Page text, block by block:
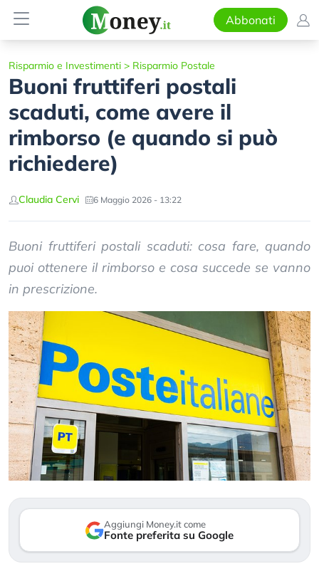
Abbonati
Risparmio e Investimenti > Risparmio Postale
Buoni fruttiferi postali
scaduti, come avere il
rimborso (e quando si può
richiedere)
Claudia Cervi 6 Maggio 2026 - 13:22
Buoni fruttiferi postali scaduti: cosa fare, quando
puoi ottenere il rimborso e cosa succede se vanno
in prescrizione.
Aggiungi Money.it come
Fonte preferita su Google